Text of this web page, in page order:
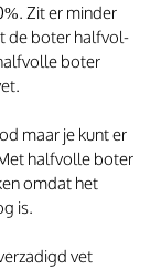
Zit er minder
de boter halfvol-
boter
maar je kunt er
halfvolle boter
omdat het
is.
vet